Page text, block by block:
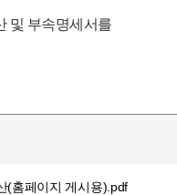
및 부속명세서를
(홈페이지 게시용).pdf